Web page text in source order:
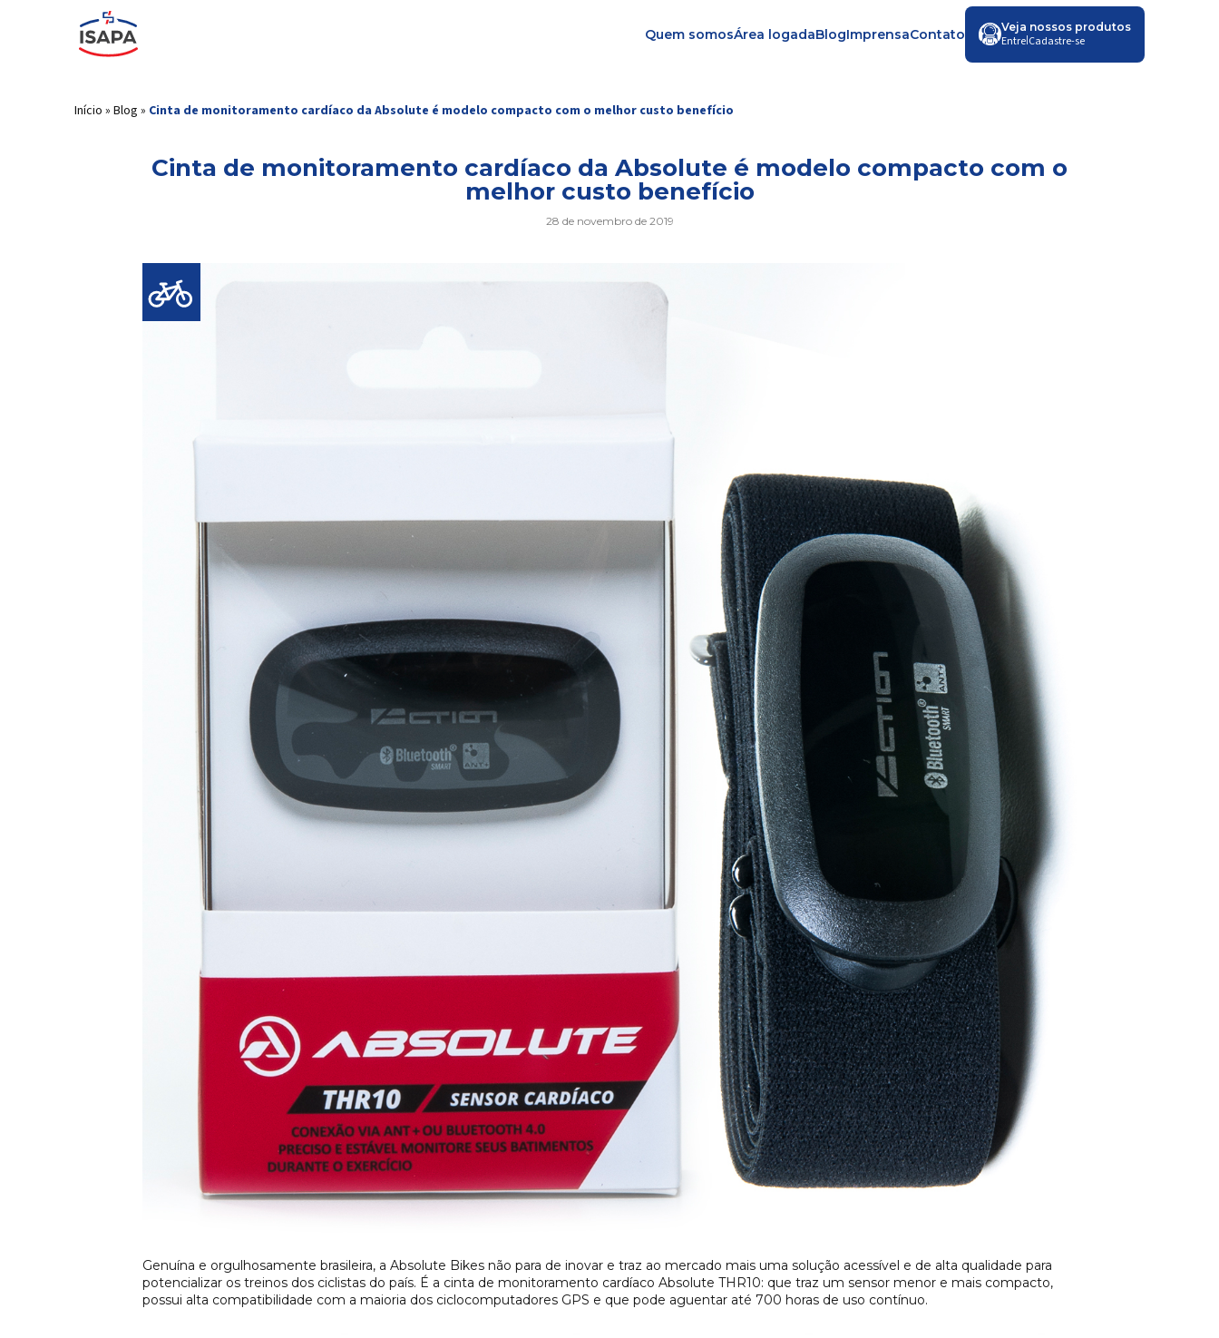
Quem somosÁrea logadaBlogImprensaContato Veja nossos produtos
Entre|Cadastre-se
Início » Blog » Cinta de monitoramento cardíaco da Absolute é modelo compacto com o melhor custo benefício
Cinta de monitoramento cardíaco da Absolute é modelo compacto com o
melhor custo benefício
28 de novembro de 2019
Genuína e orgulhosamente brasileira, a Absolute Bikes não para de inovar e traz ao mercado mais uma solução acessível e de alta qualidade para
potencializar os treinos dos ciclistas do país. É a cinta de monitoramento cardíaco Absolute THR10: que traz um sensor menor e mais compacto,
possui alta compatibilidade com a maioria dos ciclocomputadores GPS e que pode aguentar até 700 horas de uso contínuo.